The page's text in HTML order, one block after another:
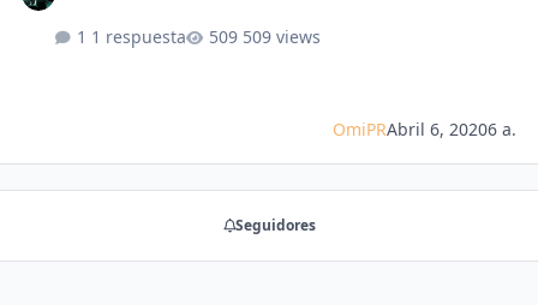
1 respuesta 509 views
OmiPRAbril 6, 20206 a.
Seguidores